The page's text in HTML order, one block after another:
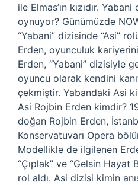
ile Elmas’ın kızıdır.
oynuyor? Günümüzde
“Yabani” dizisinde “Asi”
Erden, oyunculuk
Erden, “Yabani” dizisiyle
oyuncu olarak kendini
çekmiştir. Yabandaki Asi
Asi Rojbin Erden kimdir?
doğan Rojbin Erden,
Konservatuvarı Opera
Modellikle de ilgilenen
“Çıplak” ve “Gelsin
rol aldı. Asi dizisi kimin